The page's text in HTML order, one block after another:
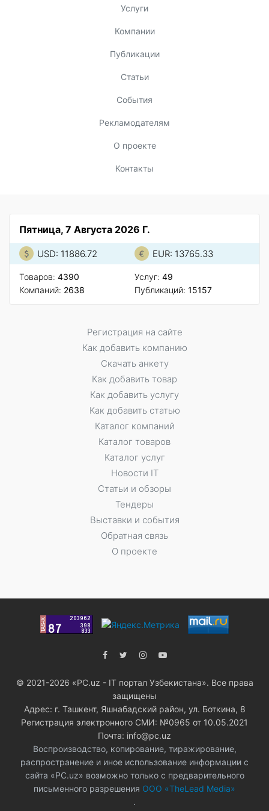
Услуги
Компании
Публикации
Статьи
События
Рекламодателям
О проекте
Контакты
Пятница, 7 Августа 2026 Г.
USD: 11886.72 EUR: 13765.33
Товаров: 4390
Компаний: 2638
Услуг: 49
Публикаций: 15157
Регистрация на сайте
Как добавить компанию
Скачать анкету
Как добавить товар
Как добавить услугу
Как добавить статью
Каталог компаний
Каталог товаров
Каталог услуг
Новости IT
Статьи и обзоры
Тендеры
Выставки и события
Обратная связь
О проекте
© 2021-2026 «PC.uz - IT портал Узбекистана». Все права
защищены
Адрес: г. Ташкент, Яшнабадский район, ул. Боткина, 8
Регистрация электронного СМИ: №0965 от 10.05.2021
Почта: info@pc.uz
Воспроизводство, копирование, тиражирование,
распространение и иное использование информации с
сайта «PC.uz» возможно только с предварительного
письменного разрешения ООО «TheLead Media»
.